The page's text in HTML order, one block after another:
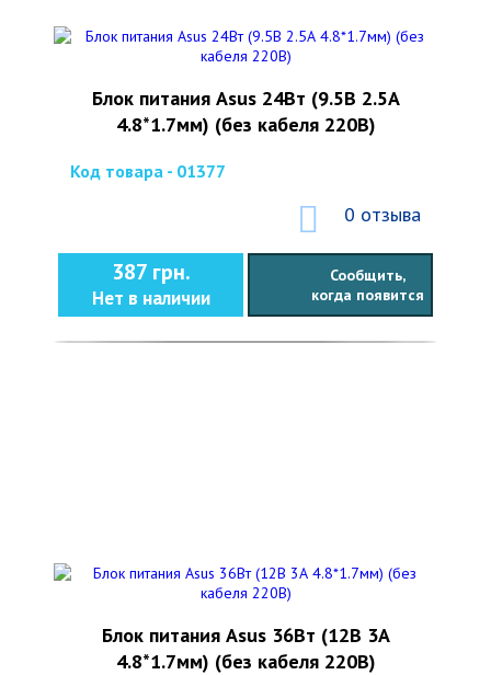
Блок питания Asus 24Вт (9.5В 2.5А
4.8*1.7мм) (без кабеля 220В)
Код товара - 01377
0 отзыва
387 грн.
Нет в наличии
Сообщить,
когда появится
Блок питания Asus 36Вт (12В 3А
4.8*1.7мм) (без кабеля 220В)